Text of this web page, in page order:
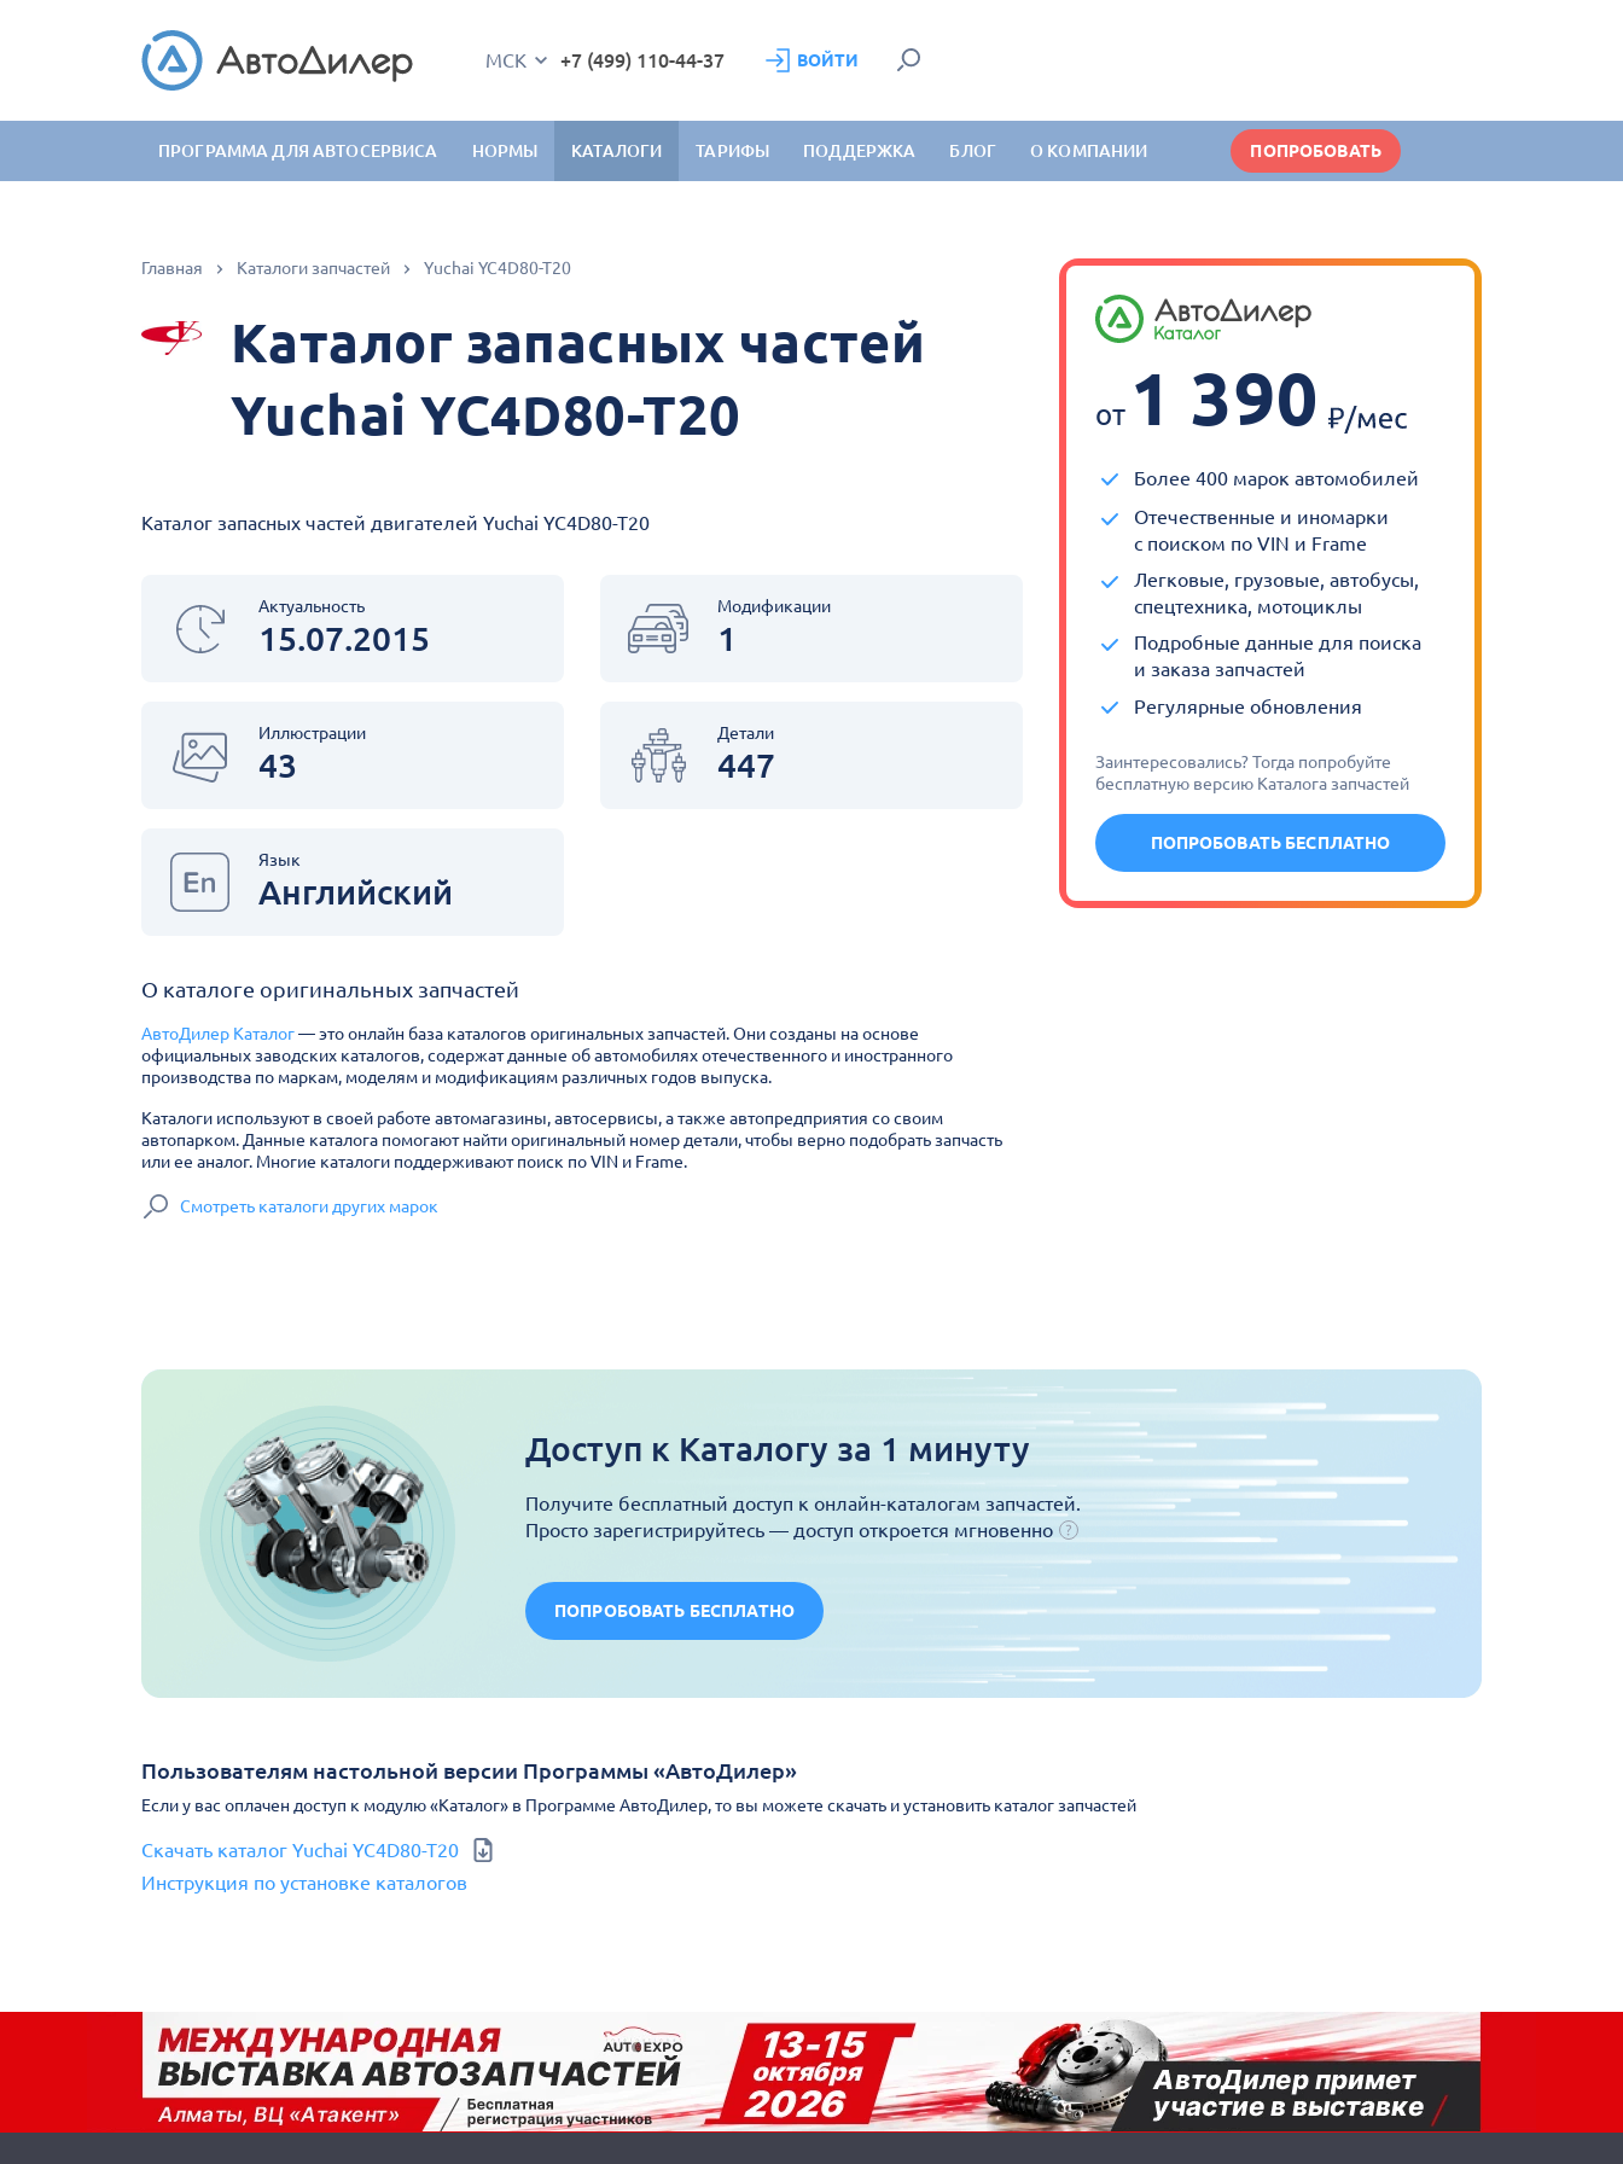
МСК +7 (499) 110-44-37 ВОЙТИ
ПРОГРАММА ДЛЯ АВТОСЕРВИСА НОРМЫ КАТАЛОГИ ТАРИФЫ ПОДДЕРЖКА БЛОГ О КОМПАНИИ ПОПРОБОВАТЬ
Главная Каталоги запчастей Yuchai YC4D80-T20
Каталог запасных частей
Yuchai YC4D80-T20
Каталог запасных частей двигателей Yuchai YC4D80-T20
Актуальность
15.07.2015
Модификации
1
Иллюстрации
43
Детали
447
Язык
Английский
О каталоге оригинальных запчастей
АвтоДилер Каталог— это онлайн база каталогов оригинальных запчастей. Они созданы на основе
официальных заводских каталогов, содержат данные об автомобилях отечественного и иностранного
производства по маркам, моделям и модификациям различных годов выпуска.
Каталоги используют в своей работе автомагазины, автосервисы, а также автопредприятия со своим
автопарком. Данные каталога помогают найти оригинальный номер детали, чтобы верно подобрать запчасть
или ее аналог. Многие каталоги поддерживают поиск по VIN и Frame.
Смотреть каталоги других марок
от 1 390
Более 400 марок автомобилей
Отечественные и иномарки
с поиском по VIN и Frame
Легковые, грузовые, автобусы,
спецтехника, мотоциклы
Подробные данные для поиска
и заказа запчастей
Регулярные обновления
Заинтересовались? Тогда попробуйте
бесплатную версию Каталога запчастей
ПОПРОБОВАТЬ БЕСПЛАТНО
Доступ к Каталогу за 1 минуту
Получите бесплатный доступ к онлайн-каталогам запчастей.
Просто зарегистрируйтесь — доступ откроется мгновенно
ПОПРОБОВАТЬ БЕСПЛАТНО
Пользователям настольной версии Программы «АвтоДилер»
Если у вас оплачен доступ к модулю «Каталог» в Программе АвтоДилер, то вы можете скачать и установить каталог запчастей
Скачать каталог Yuchai YC4D80-T20
Инструкция по установке каталогов